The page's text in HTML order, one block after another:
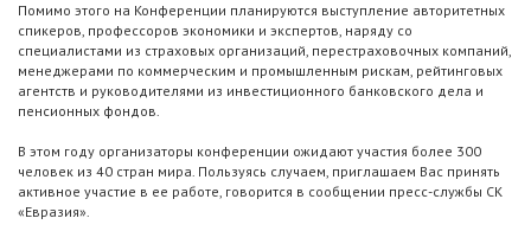
Помимо этого на Конференции планируются выступление авторитетных
спикеров, профессоров экономики и экспертов, наряду со
специалистами из страховых организаций, перестраховочных компаний,
менеджерами по коммерческим и промышленным рискам, рейтинговых
агентств и руководителями из инвестиционного банковского дела и
пенсионных фондов.
В этом году организаторы конференции ожидают участия более 300
человек из 40 стран мира. Пользуясь случаем, приглашаем Вас принять
активное участие в ее работе, говорится в сообщении пресс-службы СК
«Евразия».